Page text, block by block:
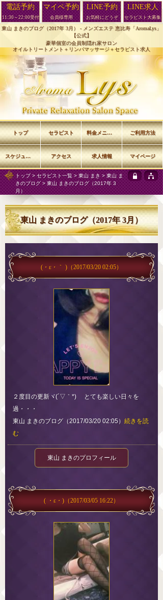
東山 まきのブログ（2017年 3月） - メンズエステ 恵比寿「AromaLys」
【公式】
豪華個室の会員制隠れ家サロン
オイルトリートメント＋リンパマッサージ＋セラピスト求人
トップ> セラピスト一覧 >東山 まき >東山 ま
きのブログ> 東山 まきのブログ（2017年 3
月）
東山 まきのブログ（2017年 3月）
(・ε・｀ ) （2017/03/20 02:05）
２度目の更新ヾ(´▽｀*)ゝ とても楽しい日々を
過・・・
東山 まきのブログ（2017/03/20 02:05） 続きを読
む
東山 まきのプロフィール
( ・ε・) （2017/03/05 16:22）
トップ セラピスト 料金メニュー ご利用方法
スケジュール アクセス 求人情報 マイページ
電話予約
11:30～22:00受付
マイペ予約
会員様専用
LINE予約
お気軽にどうぞ
LINE求人
セラピスト大募集